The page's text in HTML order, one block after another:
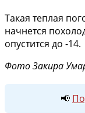
Такая теплая
начнется
опустится до -14.
Фото Закира
📢